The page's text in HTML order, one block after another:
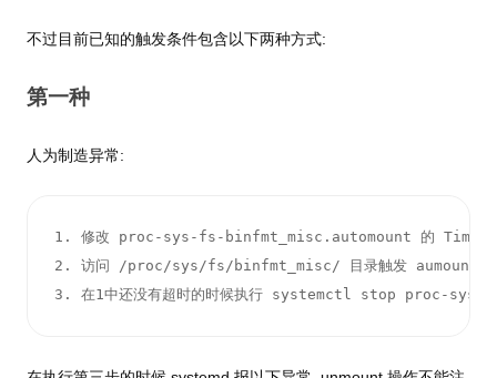
不过目前已知的触发条件包含以下两种方式:
第一种
人为制造异常:
1. 修改 proc-sys-fs-binfmt_misc.automount 的
2. 访问 /proc/sys/fs/binfmt_misc/ 目录触发 aumount
3. 在1中还没有超时的时候执行 systemctl stop proc-